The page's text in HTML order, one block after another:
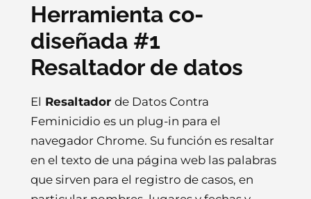
Herramienta co-
diseñada #1
Resaltador de datos
El Resaltador de Datos Contra
Feminicidio es un plug-in para el
navegador Chrome. Su función es resaltar
en el texto de una página web las palabras
que sirven para el registro de casos, en